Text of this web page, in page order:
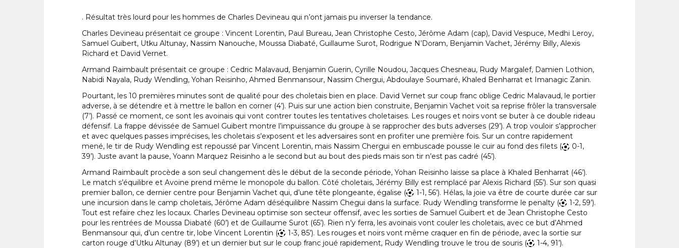
. Résultat très lourd pour les hommes de Charles Devineau qui n’ont jamais pu inverser la tendance.
Charles Devineau présentait ce groupe : Vincent Lorentin, Paul Bureau, Jean Christophe Cesto, Jérôme Adam (cap), David Vespuce, Medhi Leroy,
Samuel Guibert, Utku Altunay, Nassim Nanouche, Moussa Diabaté, Guillaume Surot, Rodrigue N’Doram, Benjamin Vachet, Jérémy Billy, Alexis
Richard et David Vernet.
Armand Raimbault présentait ce groupe : Cedric Malavaud, Benjamin Guerin, Cyrille Noudou, Jacques Chesneau, Rudy Margalef, Damien Lothion,
Nabidi Nayala, Rudy Wendling, Yohan Reisinho, Ahmed Benmansour, Nassim Chergui, Abdoulaye Soumaré, Khaled Benharrat et Imanagic Zanin.
Pourtant, les 10 premières minutes sont de qualité pour des choletais bien en place. David Vernet sur coup franc oblige Cedric Malavaud, le portier
adverse, à se détendre et à mettre le ballon en corner (4’). Puis sur une action bien construite, Benjamin Vachet voit sa reprise frôler la transversale
(7’). Passé ce moment, ce sont les avoinais qui vont contrer toutes les tentatives choletaises. Les rouges et noirs vont se buter à ce double rideau
défensif. La frappe dévissée de Samuel Guibert montre l’impuissance du groupe à se rapprocher des buts adverses (29’). A trop vouloir s’approcher
et avec quelques passes imprécises, les choletais s’exposent et les adversaires sont en profiter une première fois. Sur un contre rapidement
mené, le tir de Rudy Wendling est repoussé par Vincent Lorentin, mais Nassim Chergui en embuscade pousse le cuir au fond des filets (
0-1,
39’). Juste avant la pause, Yoann Marquez Reisinho a le second but au bout des pieds mais son tir n’est pas cadré (45’).
Armand Raimbault procède a son seul changement dès le début de la seconde période, Yohan Reisinho laisse sa place à Khaled Benharrat (46’).
Le match s’équilibre et Avoine prend même le monopole du ballon. Côté choletais, Jérémy Billy est remplacé par Alexis Richard (55’). Sur son quasi
premier ballon, ce dernier centre pour Benjamin Vachet qui, d’une tête plongeante, égalise (
1-1, 56’). Hélas, la joie va être de courte durée car sur
une incursion dans le camp choletais, Jérôme Adam déséquilibre Nassim Chegui dans la surface. Rudy Wendling transforme le penalty (
1-2, 59’).
Tout est refaire chez les locaux. Charles Devineau optimise son secteur offensif, avec les sorties de Samuel Guibert et de Jean Christophe Cesto
pour les rentrées de Moussa Diabaté (60’) et de Guillaume Surot (65’). Rien n’y ferra, les avoinais vont couler les choletais, avec ce but d’Ahmed
Benmansour qui, d’un centre tir, lobe Vincent Lorentin (
1-3, 85’). Les rouges et noirs vont même craquer en fin de période, avec la sortie sur
carton rouge d’Utku Altunay (89’) et un dernier but sur le coup franc joué rapidement, Rudy Wendling trouve le trou de souris (
1-4, 91’).